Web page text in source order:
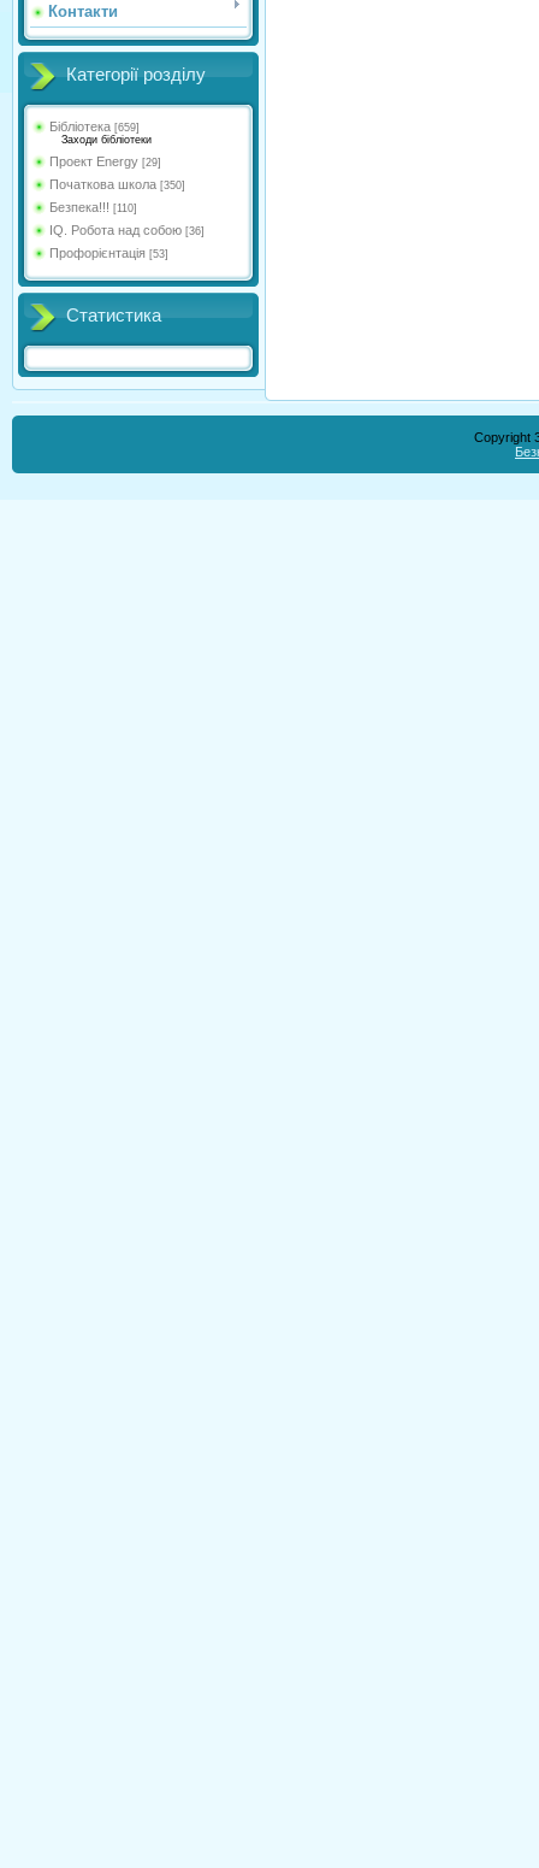
Контакти
Категорії розділу
Бібліотека [659]
Заходи бібліотеки
Проект Energy [29]
Початкова школа [350]
Безпека!!! [110]
IQ. Робота над собою [36]
Профорієнтація [53]
Статистика
Copyright